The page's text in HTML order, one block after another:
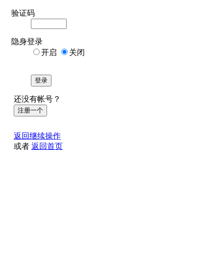
验证码
隐身登录
开启
关闭
登录
还没有帐号？
注册一个
返回继续操作
或者 返回首页